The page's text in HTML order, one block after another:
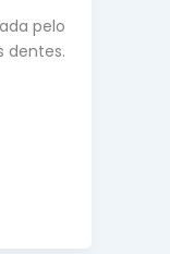
pelo
dentes.